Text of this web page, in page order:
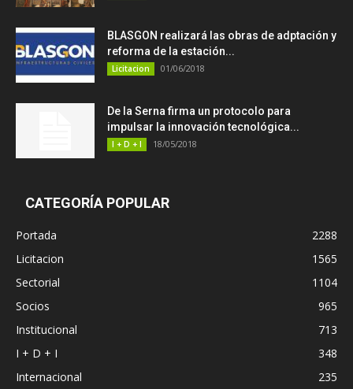
BLASGON realizará las obras de adptación y
reforma de la estación...
Licitacion 01/06/2018
De la Serna firma un protocolo para
impulsar la innovación tecnológica...
I + D + I 18/05/2018
CATEGORÍA POPULAR
Portada
2288
Licitacion
1565
Sectorial
1104
Socios
965
Institucional
713
I + D + I
348
Internacional
235